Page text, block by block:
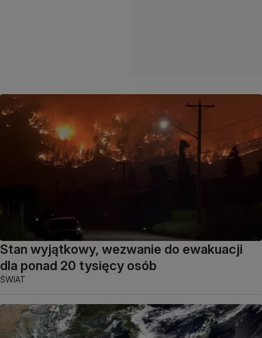
Stan wyjątkowy, wezwanie do ewakuacji
dla ponad 20 tysięcy osób
ŚWIAT